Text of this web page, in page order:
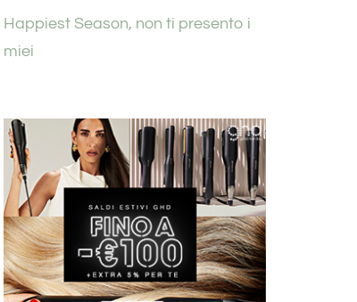
Happiest Season, non ti presento i
miei